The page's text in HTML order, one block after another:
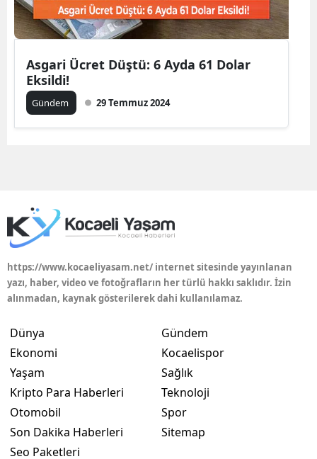
Çanakkale
Çankırı
Çorum
Diyarbakır
Eskişehir
Gaziantep
Asgari Ücret Düştü: 6 Ayda 61 Dolar
Eksildi!
Gündem 29 Temmuz 2024
https://www.kocaeliyasam.net/ internet sitesinde yayınlanan
yazı, haber, video ve fotoğrafların her türlü hakkı saklıdır. İzin
alınmadan, kaynak gösterilerek dahi kullanılamaz.
Dünya
Ekonomi
Yaşam
Kripto Para Haberleri
Otomobil
Son Dakika Haberleri
Seo Paketleri
Gündem
Kocaelispor
Sağlık
Teknoloji
Spor
Sitemap